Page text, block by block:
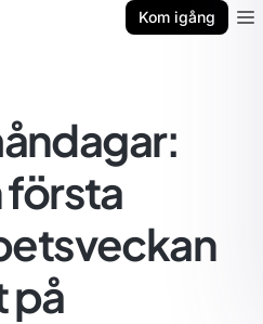
Kom igång
första
på